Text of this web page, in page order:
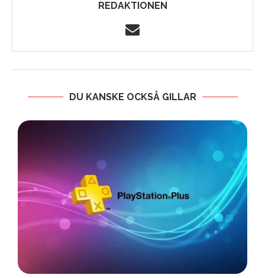
REDAKTIONEN
DU KANSKE OCKSÅ GILLAR